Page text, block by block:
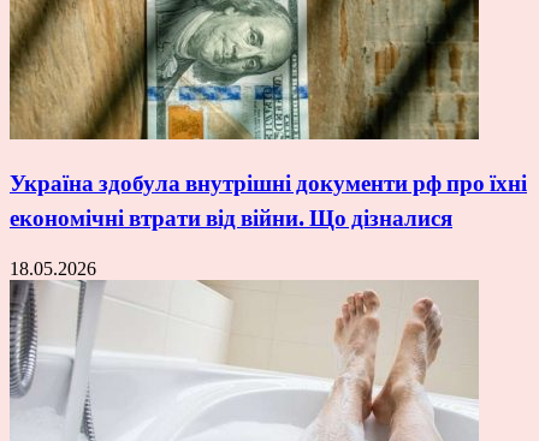
Україна здобула внутрішні документи рф про їхні
економічні втрати від війни. Що дізналися
18.05.2026